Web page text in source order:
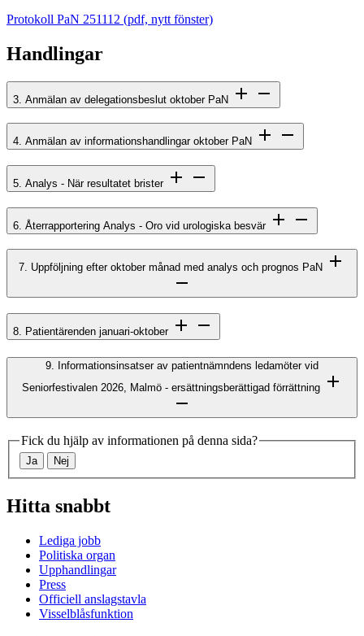
Protokoll PaN 251112 (pdf, nytt fönster)
Handlingar
3. Anmälan av delegationsbeslut oktober PaN
4. Anmälan av informationshandlingar oktober PaN
5. Analys - När resultatet brister
6. Återrapportering Analys - Oro vid urologiska besvär
7. Uppföljning efter oktober månad med analys och prognos PaN
8. Patientärenden januari-oktober
9. Informationsinsatser av patientnämndens ledamöter vid
Seniorfestivalen 2026, Malmö - ersättningsberättigad förrättning
Fick du hjälp av informationen på denna sida?
Ja Nej
Hitta snabbt
Lediga jobb
Politiska organ
Upphandlingar
Press
Officiell anslagstavla
Visselblåsfunktion